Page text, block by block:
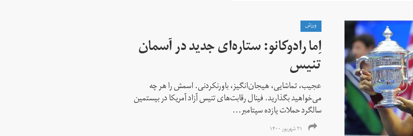
ورزش
اِما رادوکانو: ستاره‌ای جدید در آسمان
تنیس
عجیب، تماشایی، هیجان‌انگیز، باورنکردنی. اسمش را هر چه
می‌خواهید بگذارید. فینال رقابت‌های تنیس آزاد آمریکا در بیستمین
سالگرد حملات یازده سپتامبر...
۲۱ شهریور ۱۴۰۰